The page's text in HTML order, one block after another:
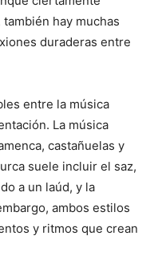
hay muchas
duraderas entre
entre la música
La música
castañuelas y
suele incluir el saz,
a un laúd, y la
ambos estilos
y ritmos que crean